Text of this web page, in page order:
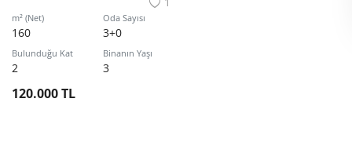
Üye Ol
Emlak Konumu
m² (Net)
160
Oda Sayısı
3+0
Bulunduğu Kat
2
Binanın Yaşı
3
120.000 TL